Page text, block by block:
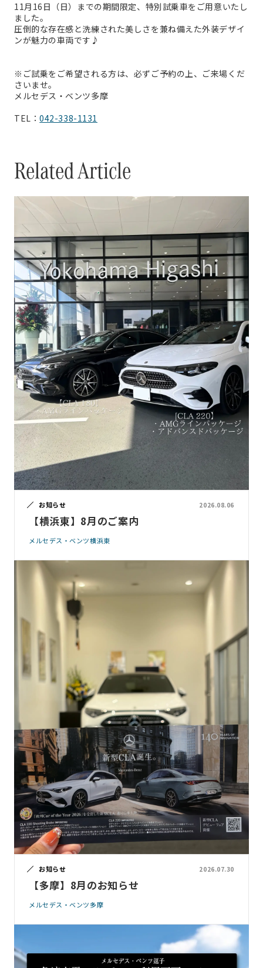
11月16日（日）までの期間限定、特別試乗車をご用意いたし
ました。
圧倒的な存在感と洗練された美しさを兼ね備えた外装デザイ
ンが魅力の車両です♪
※ご試乗をご希望される方は、必ずご予約の上、ご来場くだ
さいませ。
メルセデス・ベンツ多摩
TEL：042-338-1131
Related Article
お知らせ 2026.08.06
【横浜東】8月のご案内
メルセデス・ベンツ横浜東
お知らせ 2026.07.30
【多摩】8月のお知らせ
メルセデス・ベンツ多摩